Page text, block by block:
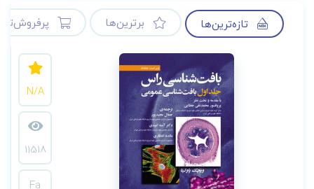
تازه‌ترین‌ها برترین‌ها
N/A
11518
Fa